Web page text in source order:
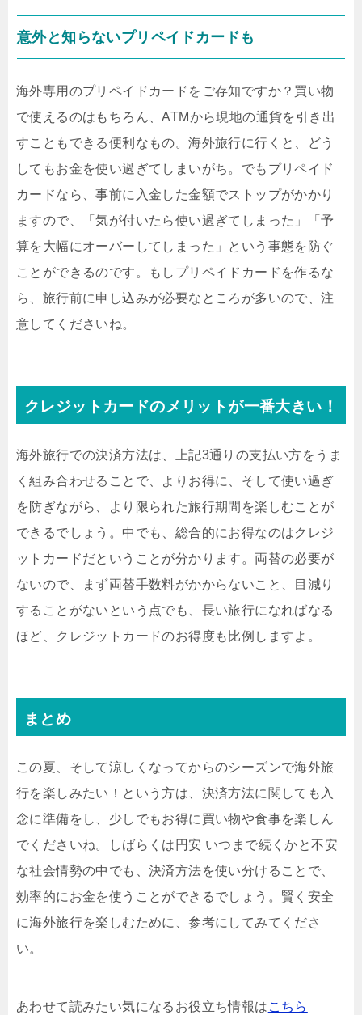
意外と知らないプリペイドカードも
海外専用のプリペイドカードをご存知ですか？買い物
で使えるのはもちろん、ATMから現地の通貨を引き出
すこともできる便利なもの。海外旅行に行くと、どう
してもお金を使い過ぎてしまいがち。でもプリペイド
カードなら、事前に入金した金額でストップがかかり
ますので、「気が付いたら使い過ぎてしまった」「予
算を大幅にオーバーしてしまった」という事態を防ぐ
ことができるのです。もしプリペイドカードを作るな
ら、旅行前に申し込みが必要なところが多いので、注
意してくださいね。
クレジットカードのメリットが一番大きい！
海外旅行での決済方法は、上記3通りの支払い方をうま
く組み合わせることで、よりお得に、そして使い過ぎ
を防ぎながら、より限られた旅行期間を楽しむことが
できるでしょう。中でも、総合的にお得なのはクレジ
ットカードだということが分かります。両替の必要が
ないので、まず両替手数料がかからないこと、目減り
することがないという点でも、長い旅行になればなる
ほど、クレジットカードのお得度も比例しますよ。
まとめ
この夏、そして涼しくなってからのシーズンで海外旅
行を楽しみたい！という方は、決済方法に関しても入
念に準備をし、少しでもお得に買い物や食事を楽しん
でくださいね。しばらくは円安 いつまで続くかと不安
な社会情勢の中でも、決済方法を使い分けることで、
効率的にお金を使うことができるでしょう。賢く安全
に海外旅行を楽しむために、参考にしてみてくださ
い。
あわせて読みたい気になるお役立ち情報は こちら